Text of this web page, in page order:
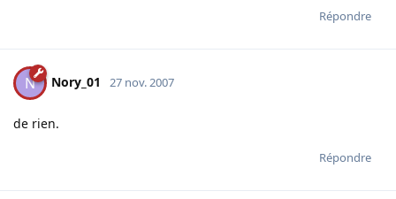
Répondre
N Nory_01 27 nov. 2007
de rien.
Répondre